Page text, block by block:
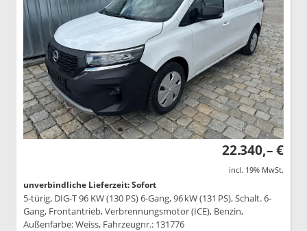
22.340,– €
incl. 19% MwSt.
unverbindliche Lieferzeit: Sofort
5-türig, DIG-T 96 KW (130 PS) 6-Gang, 96 kW (131 PS), Schalt. 6-
Gang, Frontantrieb, Verbrennungsmotor (ICE), Benzin,
Außenfarbe: Weiss, Fahrzeugnr.: 131776